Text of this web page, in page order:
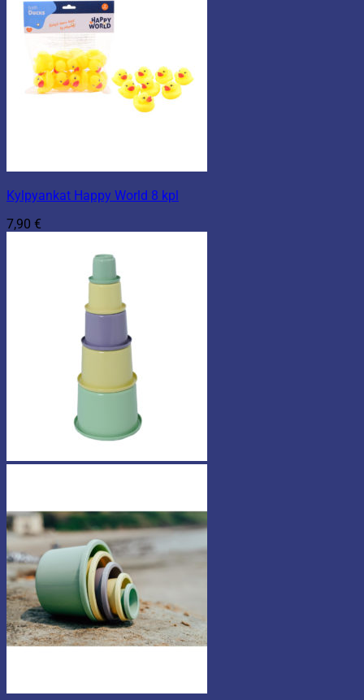
Kylpyankat Happy World 8 kpl
7,90 €